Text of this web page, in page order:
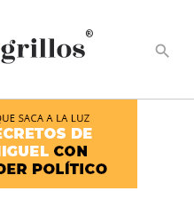
®
search